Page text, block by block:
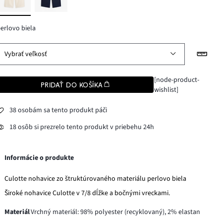
biela
Vybrať veľkosť
PRIDAŤ DO KOŠÍKA
[node-product-
wishlist]
38 osobám sa tento produkt páči
18 osôb si prezrelo tento produkt v priebehu 24h
Informácie o produkte
Culotte nohavice zo štruktúrovaného materiálu perlovo biela
Široké nohavice Culotte v 7/8 dĺžke a bočnými vreckami.
MateriálVrchný materiál: 98% polyester (recyklovaný), 2% elastan